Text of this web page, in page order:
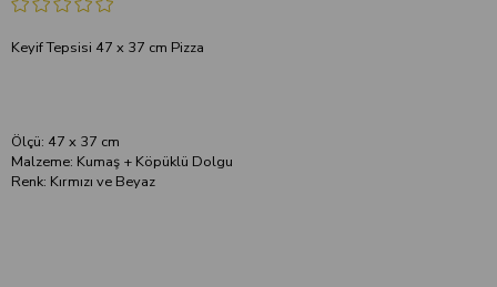
Keyif Tepsisi 47 x 37 cm Pizza
Ölçü: 47 x 37 cm
Malzeme: Kumaş + Köpüklü Dolgu
Renk: Kırmızı ve Beyaz